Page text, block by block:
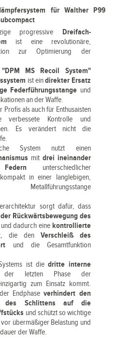
für Walther P99
progressive Dreifach-
ist eine revolutionäre,
zur Optimierung der
"DPM MS Recoil System"
ist eindirekter Ersatz
Federführungsstange und
an der Waffe.
Profis als auch für Enthusaisten
verbessete Kontrolle und
Es verändert nicht die
System nutzt einen
mit drei ineinander
unterschiedlicher
in einer langlebigen,
Metallführungsstange
sorgt dafür, dass
Rückwärtsbewegung des
und dadurch eine kontrollierte
die den Verschleiß des
und die Gesamtfunktion
ist diedritte interne
letzten Phase der
zum Einsatz kommt.
Endphaseverhindert den
des Schlittens auf die
und schützt so wichtige
übermäßiger Belastung und
der Waffe.